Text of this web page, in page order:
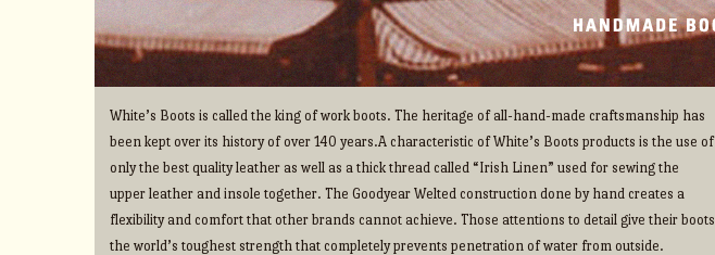
White’s Boots is called the king of work boots. The heritage of all-hand-made craftsmanship has
been kept over its history of over 140 years.A characteristic of White’s Boots products is the use of
only the best quality leather as well as a thick thread called “Irish Linen” used for sewing the
upper leather and insole together. The Goodyear Welted construction done by hand creates a
flexibility and comfort that other brands cannot achieve. Those attentions to detail give their boots
the world’s toughest strength that completely prevents penetration of water from outside.